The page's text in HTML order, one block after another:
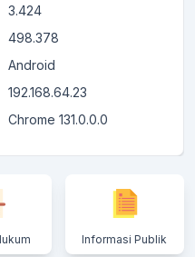
3.424
498.378
Android
192.168.64.23
Chrome 131.0.0.0
Informasi Publik